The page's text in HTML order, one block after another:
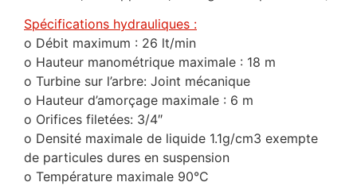
Spécifications hydrauliques :
o Débit maximum : 26 lt/min
o Hauteur manométrique maximale : 18 m
o Turbine sur l’arbre: Joint mécanique
o Hauteur d’amorçage maximale : 6 m
o Orifices filetées: 3/4″
o Densité maximale de liquide 1.1g/cm3 exempte
de particules dures en suspension
o Température maximale 90°C